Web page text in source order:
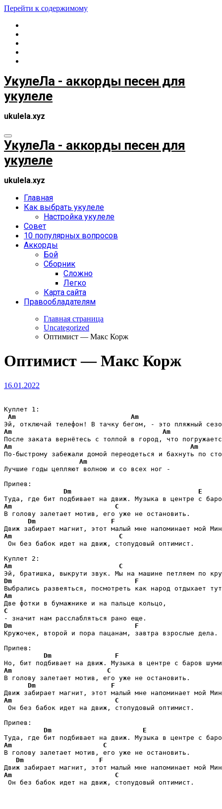
Перейти к содержимому
УкулеЛа - аккорды песен для
укулеле
ukulela.xyz
УкулеЛа - аккорды песен для
укулеле
ukulela.xyz
Главная
Как выбрать укулеле
Настройка укулеле
Совет
10 популярных вопросов
Аккорды
Бой
Сборник
Сложно
Легко
Карта сайта
Правообладателям
Главная страница
Uncategorized
Оптимист — Макс Корж
Оптимист — Макс Корж
16.01.2022
Куплет 1:
Am
Am
Am
Am
Am
Am
По-быстрому забежали домой переодеться и бахнуть по
Am
Лучшие годы цепляют волною и со всех ног -
Припев:
Dm
E
Am
C
В голову залетает мотив, его уже не остановить.
Dm
F
Am
C
Он без бабок идет на движ, стопудовый оптимист.
Am
C
Dm
F
Am
C
Dm
F
Кружочек, второй и пора пацанам, завтра взрослые дела.
Припев:
Dm
F
Am
C
В голову залетает мотив, его уже не остановить.
Dm
F
Am
C
Он без бабок идет на движ, стопудовый оптимист.
Припев:
Dm
E
Am
C
В голову залетает мотив, его уже не остановить.
Dm
F
Am
C
Он без бабок идет на движ, стопудовый оптимист.